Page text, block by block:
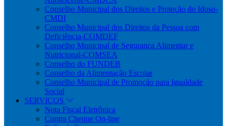
Conselho Municipal dos Direitos e Proteção do Idoso-
CMDI
Conselho Municipal dos Direitos da Pessoa com
Deficiência-COMDEF
Conselho Municipal de Segurança Alimentar e
Nutricional-COMSEA
Conselho do FUNDEB
Conselho da Alimentação Escolar
Conselho Municipal de Promoção para Igualdade
Social
SERVIÇOS
Nota Fiscal Eletrônica
Contra Cheque On-line